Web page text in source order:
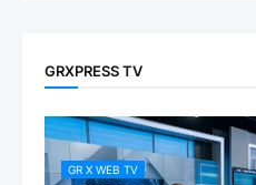
GRXPRESS TV
GR X WEB TV